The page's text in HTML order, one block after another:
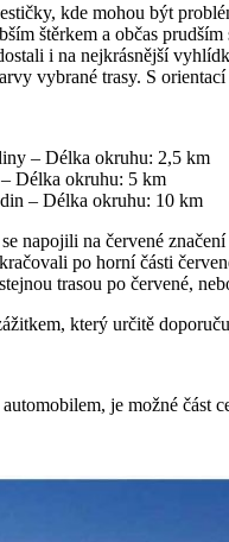
kde mohou být
štěrkem a občas
i na nejkrásnější
vybrané trasy. S
– Délka okruhu: 2,5 km
Délka okruhu: 5 km
– Délka okruhu: 10 km
napojili na červené
po horní části
trasou po červené,
který určitě
je možné část